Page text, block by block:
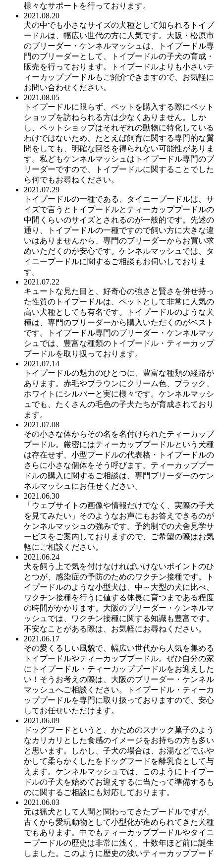
様々なサポートを行っております。
2021.08.20
犬の中でも小さなサイズの犬種として知られるトイプ
ードルは、幅広い世代の方に人気です。大阪・松原市
のブリーダー・ケンネルマッシュは、トイプードル専
門のブリーダーとして、トイプードルの子犬の育成・
販売を行っております。トイプードルよりも小さいテ
ィーカッププードルもご紹介できますので、お気軽に
お問い合わせください。
2021.08.05
トイプードルに限らず、ペットを購入する際にペット
ショップを訪ねられる方は少なくありません。しか
し、ペットショップはそれぞれの動物に特化している
わけではないため、たとえば飼育に関する専門的な質
問をしても、明確な回答を得られない可能性がありま
す。私どもケンネルマッシュはトイプードル専門のブ
リーダーですので、トイプードルに関することでした
ら何でもお尋ねください。
2021.07.29
トイプードルの一種である、タイニープードルは、サ
イズで言うとトイプードルとティーカッププードルの
中間くらいのサイズとされるのが一般的です。先述の
通り、トイプードルの一種ですので飼い方に大きな違
いはありませんから、専門のブリーダーからお買い求
めいただくのが安心です。ケンネルマッシュでは、タ
イニープードルに関するご相談もお伺いしておりま
す。
2021.07.22
キュートな見た目と、好奇心の強さと賢さを併せ持っ
た性質のトイプードルは、ペットとして非常に人気の
高い犬種としても有名です。トイプードルのような犬
種は、専門のブリーダーから購入いただくのがベスト
です。トイプードル専門のブリーダー・ケンネルマッ
シュでは、豊富な種類のトイプードル・ティーカップ
プードルを取り扱っております。
2021.07.14
トイプードルの魅力のひとつに、豊富な種類の経路が
あります。赤毛やブラウンにクリーム色、ブラック、
ホワイトにシルバーと実に様々です。ケンネルマッシ
ュでも、たくさんの毛色の子犬たちが育成されており
ます。
2021.07.08
その小さな体からその名を名付けられたティーカップ
プードル。厳密にはティーカッププードルという犬種
は存在せず、小型プードルの代表格・トイプードルの
さらに小さな個体をそう呼びます。ティーカッププー
ドルの購入に関するご相談は、専門ブリーダーのケン
ネルマッシュにお任せください。
2021.06.30
「ウェブサイトの画像や情報だけでなく、実際の子犬
を見てみたい」そのようなお声にもお答えできるのが
ケンネルマッシュの強みです。予約制での犬舎見学サ
ービスをご案内しておりますので、ご希望の際はお気
軽にご相談ください。
2021.06.24
犬を飼う上で気を付けなければいけないポイントのひ
とつが、感染症の予防のためのワクチン接種です。ト
イプードルのような小型犬は、中～大型の犬に比べ、
ワクチン接種を行うに値する体長に育つまである程度
の時間がかかります。大阪のブリーダー・ケンネルマ
ッシュでは、ワクチン接種に関する知識も豊富です。
不安なことがある際は、お気軽にお尋ねください。
2021.06.17
その愛くるしい風貌で、幅広い世代から人気を集める
トイプードルやティーカッププードル。ぜひ自分の家
にトイプードル・ティーカッププードルをお迎えした
い！そうお考えの際は、大阪のブリーダー・ケンネル
マッシュへご相談ください。トイプードル・ティーカ
ッププードルを専門に取り扱っておりますので、安心
してお任せいただけます。
2021.06.09
ドッグフードというと、かためのスナック菓子のよう
なカリカリとした食感のイメージをお持ちの方も多い
と思います。しかし、子犬の場合は、お湯などでふや
かして柔らかくしたをドッグフードを離乳食として与
えます。ケンネルマッシュでは、このようにトイプー
ドルの子犬を始めてお迎えするに当たって準備するも
のに関するご相談にも対応しております。
2021.06.03
元は猟犬として人間と関わってきたプードルですが、
古くから愛玩動物として小型化が進められてきた犬種
でもあります。中でもティーカッププードルやタイニ
ープードルの歴史は非常に浅く、十数年ほど前に誕生
しました。このように歴史の浅いティーカッププード